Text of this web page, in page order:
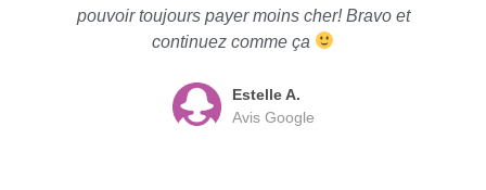
pouvoir toujours payer moins cher! Bravo et
continuez comme ça
Estelle A.
Avis Google